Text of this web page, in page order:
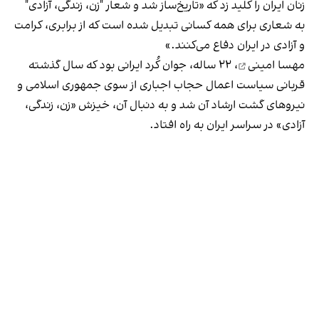
زنان ایران را کلید زد که «تاریخ‌ساز شد و شعار "زن، زندگی، آزادی"
به شعاری برای همه کسانی تبدیل شده است که از برابری، کرامت
و آزادی در ایران دفاع می‌کنند.»
مهسا امینی
، ۲۲ ساله، جوان کُرد ایرانی بود که سال گذشته
قربانی سیاست اعمال حجاب اجباری از سوی جمهوری اسلامی و
نیروهای گشت ارشاد آن شد و به دنبال آن، خیزش «زن، زندگی،
آزادی» در سراسر ایران به راه افتاد.